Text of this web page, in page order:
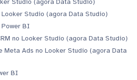
Studio (agora Data Studio)
Studio (agora Data Studio)
BI
no Looker Studio (agora Data Studio)
Meta Ads no Looker Studio (agora Data
BI